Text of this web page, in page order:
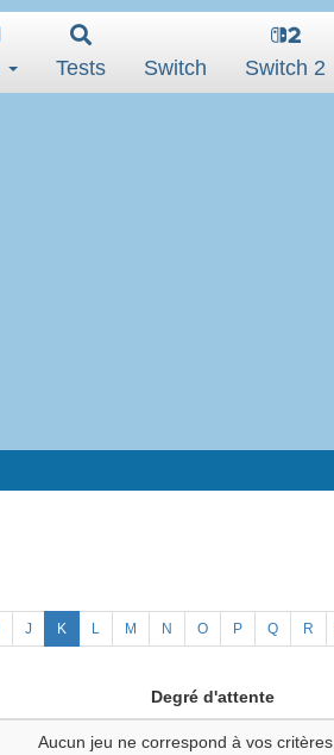
Tests Switch Switch 2
J K L M N O P Q R
Degré d'attente
Aucun jeu ne correspond à vos critères.